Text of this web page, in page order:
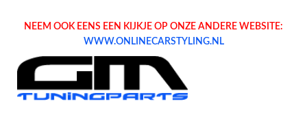
NEEM OOK EENS EEN KIJKJE OP ONZE ANDERE WEBSITE:
WWW.ONLINECARSTYLING.NL